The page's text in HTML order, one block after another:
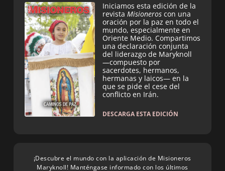
Iniciamos esta edición de la
revista Misioneros con una
oración por la paz en todo el
mundo, especialmente en
Oriente Medio. Compartimos
una declaración conjunta
del liderazgo de Maryknoll
—compuesto por
sacerdotes, hermanos,
hermanas y laicos— en la
que se pide el cese del
conflicto en Irán.
DESCARGA ESTA EDICIÓN
¡Descubre el mundo con la aplicación de Misioneros
Maryknoll! Manténgase informado con los últimos